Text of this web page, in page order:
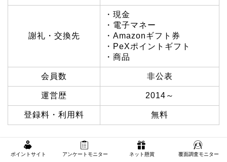
謝礼・交換先
・現金
・電子マネー
・Amazonギフト券
・PeXポイントギフト
・商品
会員数 非公表
運営歴 2014～
登録料・利用料 無料
モニターステーションは、商品モニターに完全特化し
たサイト。
ポイントサイト アンケートモニター ネット懸賞 覆面調査モニター